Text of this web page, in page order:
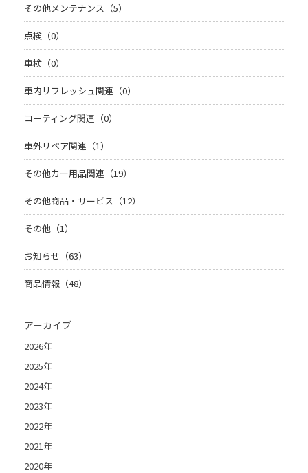
その他メンテナンス（5）
点検（0）
車検（0）
車内リフレッシュ関連（0）
コーティング関連（0）
車外リペア関連（1）
その他カー用品関連（19）
その他商品・サービス（12）
その他（1）
お知らせ（63）
商品情報（48）
アーカイブ
2026年
2025年
2024年
2023年
2022年
2021年
2020年